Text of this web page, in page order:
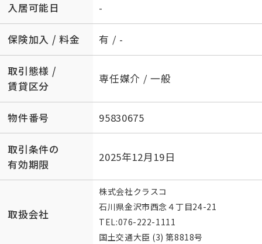
入居可能日 -
保険加入 / 料金 有 / -
取引態様 /
賃貸区分
専任媒介 / 一般
物件番号 95830675
取引条件の
有効期限
2025年12月19日
取扱会社
株式会社クラスコ
石川県金沢市西念４丁目24-21
TEL:076-222-1111
国土交通大臣 (3) 第8818号